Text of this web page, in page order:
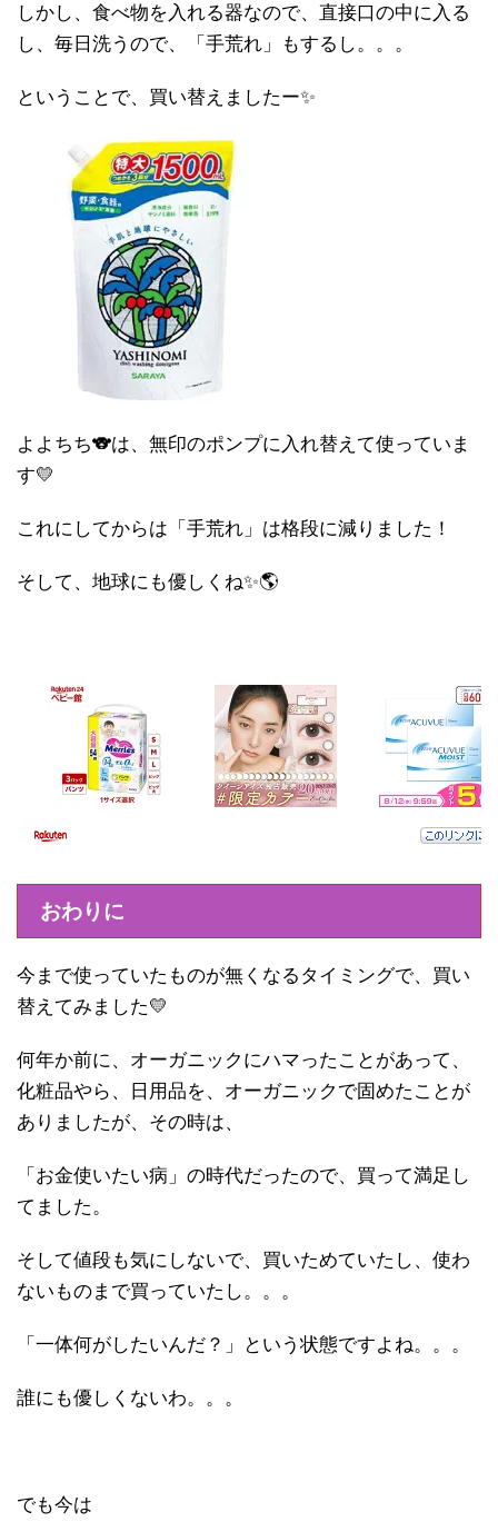
しかし、食べ物を入れる器なので、直接口の中に入る
し、毎日洗うので、「手荒れ」もするし。。。
ということで、買い替えましたー✨
よよちち🐨は、無印のポンプに入れ替えて使っていま
す💛
これにしてからは「手荒れ」は格段に減りました！
そして、地球にも優しくね✨🌎
おわりに
今まで使っていたものが無くなるタイミングで、買い
替えてみました💛
何年か前に、オーガニックにハマったことがあって、
化粧品やら、日用品を、オーガニックで固めたことが
ありましたが、その時は、
「お金使いたい病」の時代だったので、買って満足し
てました。
そして値段も気にしないで、買いためていたし、使わ
ないものまで買っていたし。。。
「一体何がしたいんだ？」という状態ですよね。。。
誰にも優しくないわ。。。
でも今は